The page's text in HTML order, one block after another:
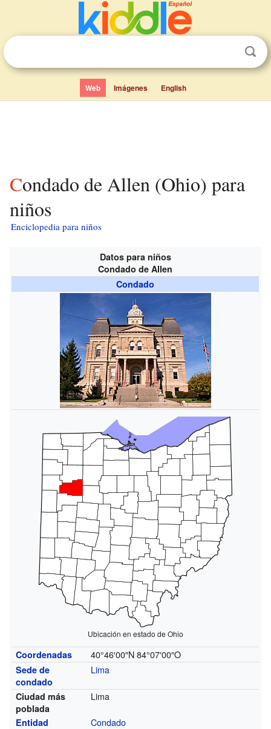
Web Imágenes English
Condado de Allen (Ohio) para
niños
Enciclopedia para niños
Datos para niños
Condado de Allen
Condado
Ubicación en estado de Ohio
Coordenadas 40°46′00″N 84°07′00″O
Sede de
condado
Lima
Ciudad más
poblada
Lima
Entidad
Condado